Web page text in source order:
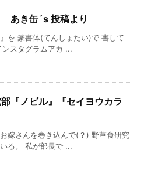
き缶´s 投稿より
を 篆書体(てんしょたい)で 書して
スタグラムアカ ...
『ノビル』『セイヨウカラ
嫁さんを巻き込んで(？) 野草食研究
る。 私が部長で ...